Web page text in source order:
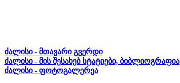
ძალისი - მთავარი გვერდი
ძალისი - მის შესახებ სტატიები, ბიბლიოგრაფია
ძალისი - ფოტოგალერეა